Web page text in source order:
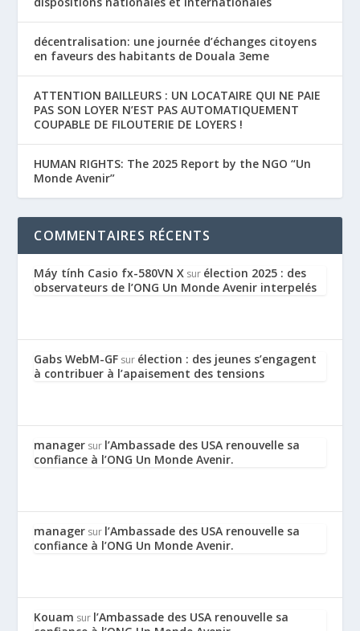
décentralisation: une journée d’échanges citoyens
en faveurs des habitants de Douala 3eme
ATTENTION BAILLEURS : UN LOCATAIRE QUI NE PAIE
PAS SON LOYER N’EST PAS AUTOMATIQUEMENT
COUPABLE DE FILOUTERIE DE LOYERS !
HUMAN RIGHTS: The 2025 Report by the NGO “Un
Monde Avenir”
COMMENTAIRES RÉCENTS
Máy tính Casio fx-580VN X sur élection 2025 : des
observateurs de l’ONG Un Monde Avenir interpelés
Gabs WebM-GF sur élection : des jeunes s’engagent
à contribuer à l’apaisement des tensions
manager sur l’Ambassade des USA renouvelle sa
confiance à l’ONG Un Monde Avenir.
manager sur l’Ambassade des USA renouvelle sa
confiance à l’ONG Un Monde Avenir.
Kouam sur l’Ambassade des USA renouvelle sa